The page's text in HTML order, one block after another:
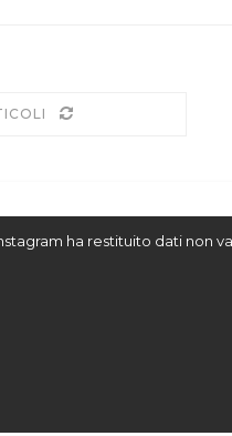
ha restituito dati non